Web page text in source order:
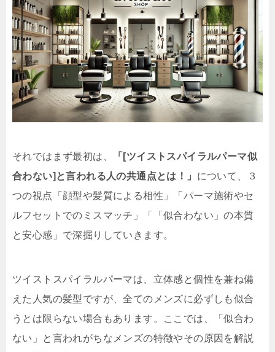
それではまず最初は、
「[ツイストスパイラルパーマ似
合わない]と言われる人の共通点とは！」 について、３
つの視点「顔型や髪質による相性」「パーマ施術やセ
ルフセットでのミスマッチ」「「似合わない」の本質
と安心感」で深掘りしていきます。
ツイストスパイラルパーマは、立体感と個性を兼ね備
えた人気の髪型ですが、全てのメンズに必ずしも似合
うとは限らない場合もあります。ここでは、「似合わ
ない」と言われがちなメンズの特徴やその原因を解説